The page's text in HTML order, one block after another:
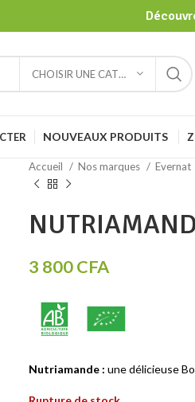
CHOISIR UNE CATÉGORIE
NOUVEAUX PRODUITS
Accueil Nos marques Evernat
3 800CFA
Nutriamande : une délicieuse